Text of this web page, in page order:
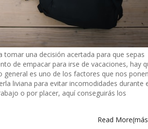
tomar una decisión acertada para que sepas
de empacar para irse de vacaciones, hay
es uno de los factores que nos
liviana para evitar incomodidades durante
o por placer, aquí conseguirás los
Read More